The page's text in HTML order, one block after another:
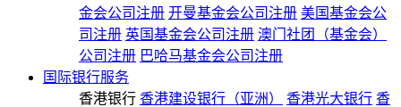
金会公司注册 开曼基金会公司注册 美国基金会公
司注册 英国基金会公司注册 澳门社团（基金会）
公司注册 巴哈马基金会公司注册
国际银行服务
香港银行 香港建设银行（亚洲） 香港光大银行 香